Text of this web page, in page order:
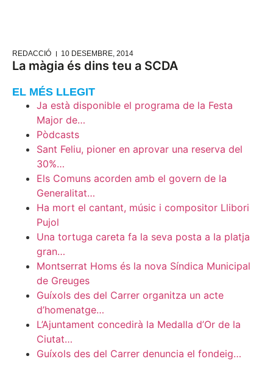
REDACCIÓ 10 DESEMBRE, 2014
La màgia és dins teu a SCDA
EL MÉS LLEGIT
Ja està disponible el programa de la Festa
Major de…
Pòdcasts
Sant Feliu, pioner en aprovar una reserva del
30%…
Els Comuns acorden amb el govern de la
Generalitat…
Ha mort el cantant, músic i compositor Llibori
Pujol
Una tortuga careta fa la seva posta a la platja
gran…
Montserrat Homs és la nova Síndica Municipal
de Greuges
Guíxols des del Carrer organitza un acte
d’homenatge…
L’Ajuntament concedirà la Medalla d’Or de la
Ciutat…
Guíxols des del Carrer denuncia el fondeig…